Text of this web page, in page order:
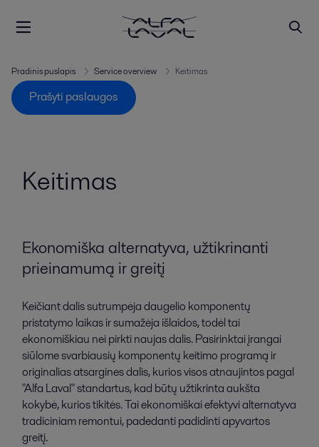
Pradinis puslapis Service overview Keitimas
Prašyti paslaugos
Keitimas
Ekonomiška alternatyva, užtikrinanti
prieinamumą ir greitį
Keičiant dalis sutrumpėja daugelio komponentų
pristatymo laikas ir sumažėja išlaidos, todėl tai
ekonomiškiau nei pirkti naujas dalis. Pasirinktai įrangai
siūlome svarbiausių komponentų keitimo programą ir
originalias atsargines dalis, kurios visos atnaujintos pagal
"Alfa Laval" standartus, kad būtų užtikrinta aukšta
kokybė, kurios tikitės. Tai ekonomiškai efektyvi alternatyva
tradiciniam remontui, padedanti padidinti apyvartos
greitį.